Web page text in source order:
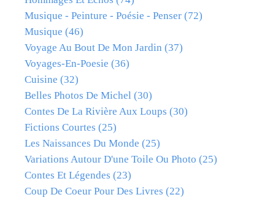
Musique - Peinture - Poésie - Penser (72)
Musique (46)
Voyage Au Bout De Mon Jardin (37)
Voyages-En-Poesie (36)
Cuisine (32)
Belles Photos De Michel (30)
Contes De La Rivière Aux Loups (30)
Fictions Courtes (25)
Les Naissances Du Monde (25)
Variations Autour D'une Toile Ou Photo (25)
Contes Et Légendes (23)
Coup De Coeur Pour Des Livres (22)